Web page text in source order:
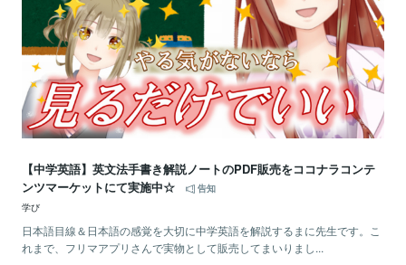
【中学英語】英文法手書き解説ノートのPDF販売をココナラコンテ
ンツマーケットにて実施中☆
告知
学び
日本語目線＆日本語の感覚を大切に中学英語を解説するまに先生です。こ
れまで、フリマアプリさんで実物として販売してまいりまし...